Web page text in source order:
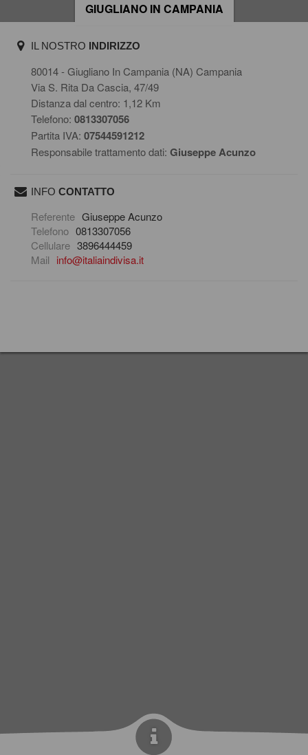
GIUGLIANO IN CAMPANIA
IL NOSTRO INDIRIZZO
80014 - Giugliano In Campania (NA) Campania
Via S. Rita Da Cascia, 47/49
Distanza dal centro: 1,12 Km
Telefono: 0813307056
Partita IVA: 07544591212
Responsabile trattamento dati: Giuseppe Acunzo
INFO CONTATTO
Referente Giuseppe Acunzo
Telefono 0813307056
Cellulare 3896444459
Mail info@italiaindivisa.it